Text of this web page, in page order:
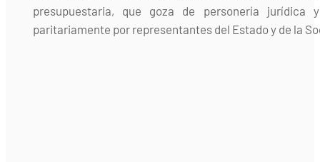
presupuestaria, que goza de personería jurídica
paritariamente por representantes del Estado y de la